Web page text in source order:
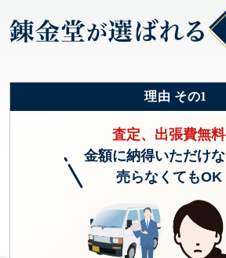
理由 その1
査定、出張費無料
金額に納得いただけ
売らなくてもOK